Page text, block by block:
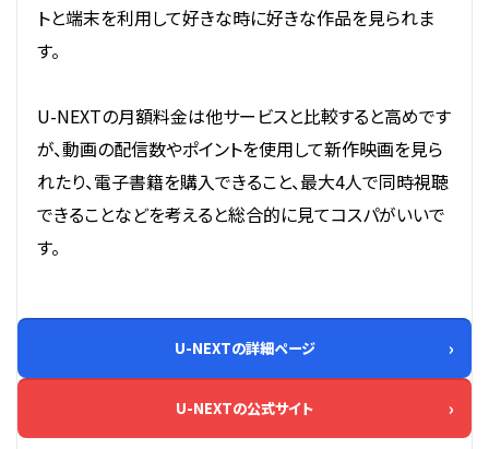
トと端末を利用して好きな時に好きな作品を見られま
す。
U-NEXTの月額料金は他サービスと比較すると高めです
が、動画の配信数やポイントを使用して新作映画を見ら
れたり、電子書籍を購入できること、最大4人で同時視聴
できることなどを考えると総合的に見てコスパがいいで
す。
U-NEXTの詳細ページ
U-NEXTの公式サイト